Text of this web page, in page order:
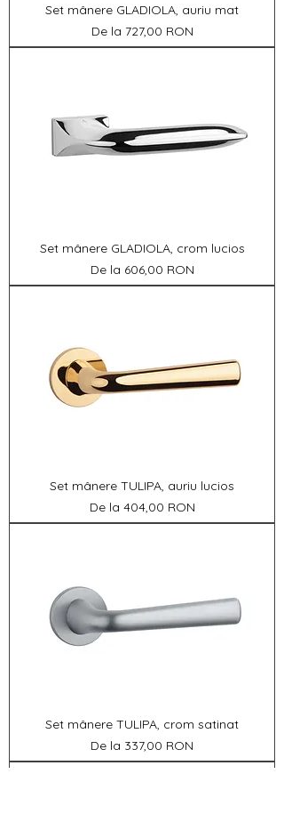
Set mânere GLADIOLA, auriu mat
De la 727,00 RON
Preț redus
Set mânere GLADIOLA, crom lucios
De la 606,00 RON
Preț redus
Set mânere TULIPA, auriu lucios
De la 404,00 RON
Preț redus
Set mânere TULIPA, crom satinat
De la 337,00 RON
Preț redus